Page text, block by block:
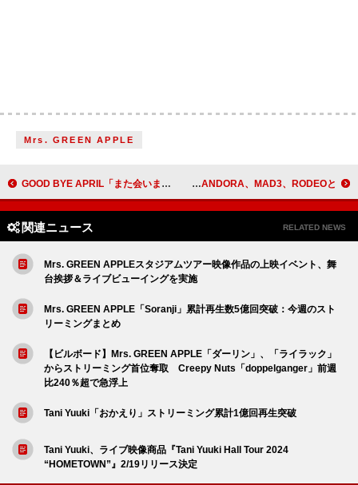
Mrs. GREEN APPLE
GOOD BYE APRIL「また会いましょう！」、自身初の東名阪ツアー【HEART PORTRAIT】最終公演レポート到着 The Biscats主催【ROCKABILLY FESTIVAL】4年目も大成功！ TAIGA、ダイヤ・ピアノ・サンタ、Good Spirits、JOHNNY PANDORA、MAD3、RODEOと
関連ニュース RELATED NEWS
Mrs. GREEN APPLEスタジアムツアー映像作品の上映イベント、舞
台挨拶＆ライブビューイングを実施
Mrs. GREEN APPLE「Soranji」累計再生数5億回突破：今週のスト
リーミングまとめ
【ビルボード】Mrs. GREEN APPLE「ダーリン」、「ライラック」
からストリーミング首位奪取 Creepy Nuts「doppelganger」前週
比240％超で急浮上
Tani Yuuki「おかえり」ストリーミング累計1億回再生突破
Tani Yuuki、ライブ映像商品『Tani Yuuki Hall Tour 2024
“HOMETOWN”』2/19リリース決定